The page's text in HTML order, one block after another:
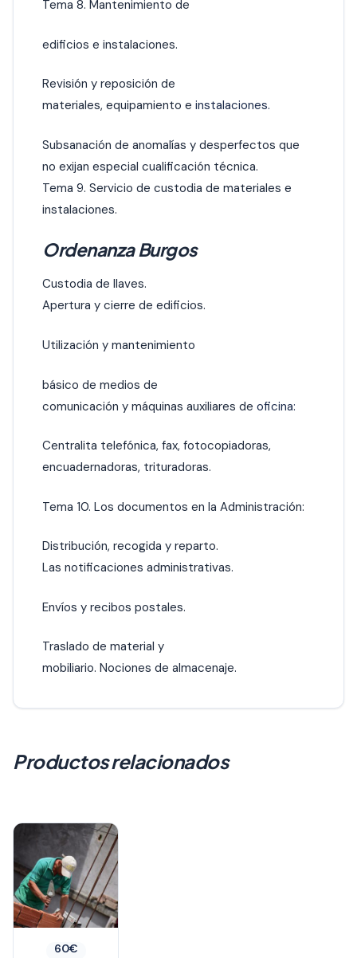
Tema 8. Mantenimiento de
edificios e instalaciones.
Revisión y reposición de
materiales, equipamiento e instalaciones.
Subsanación de anomalías y desperfectos que
no exijan especial cualificación técnica.
Tema 9. Servicio de custodia de materiales e
instalaciones.
Ordenanza Burgos
Custodia de llaves.
Apertura y cierre de edificios.
Utilización y mantenimiento
básico de medios de
comunicación y máquinas auxiliares de oficina:
Centralita telefónica, fax, fotocopiadoras,
encuadernadoras, trituradoras.
Tema 10. Los documentos en la Administración:
Distribución, recogida y reparto.
Las notificaciones administrativas.
Envíos y recibos postales.
Traslado de material y
mobiliario. Nociones de almacenaje.
Productos relacionados
60€